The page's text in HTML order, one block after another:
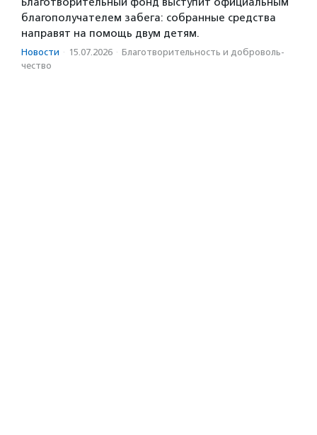
благополучателем забега: собранные средства
направят на помощь двум детям.
Новости · 15.07.2026 · Благотвори­тель­ность и доброволь­
чест­во